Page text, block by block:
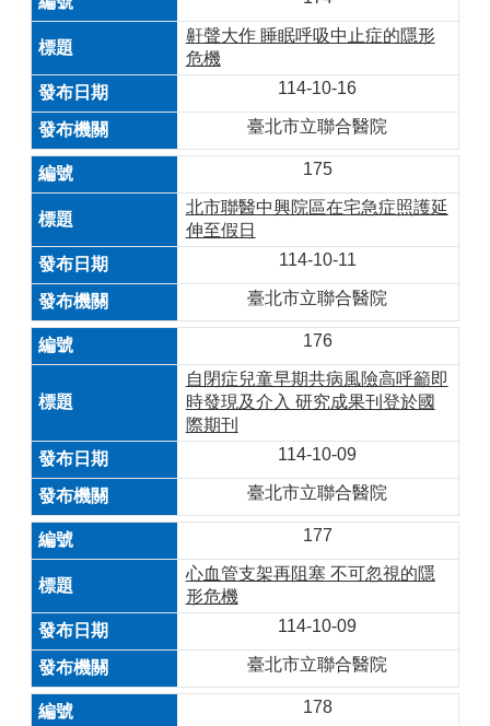
鼾聲大作 睡眠呼吸中止症的隱形
危機
114-10-16
臺北市立聯合醫院
175
北市聯醫中興院區在宅急症照護延
伸至假日
114-10-11
臺北市立聯合醫院
176
自閉症兒童早期共病風險高呼籲即
時發現及介入 研究成果刊登於國
際期刊
114-10-09
臺北市立聯合醫院
177
心血管支架再阻塞 不可忽視的隱
形危機
114-10-09
臺北市立聯合醫院
178